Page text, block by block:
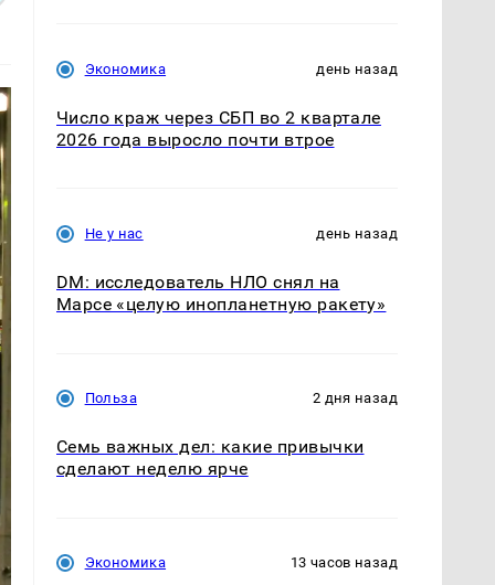
Экономика день назад
Число краж через СБП во 2 квартале
2026 года выросло почти втрое
Не у нас день назад
DM: исследователь НЛО снял на
Марсе «целую инопланетную ракету»
Польза 2 дня назад
Семь важных дел: какие привычки
сделают неделю ярче
Экономика 13 часов назад